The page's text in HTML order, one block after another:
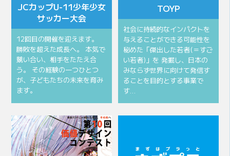
JCカップU-11少年少女
サッカー大会
12回目の開催を迎えます。
勝敗を超えた成長へ。 本気で
競い合い、相手をたたえ合
う。 その経験の一つひとつ
が、子どもたちの未来を育み
ます。
TOYP
社会に持続的なインパクトを
与えることができる可能性を
秘めた「傑出した若者(＝すご
い若者)」を 発掘し、日本の
みならず世界に向けて発信す
ることを目的とする事業で
す…